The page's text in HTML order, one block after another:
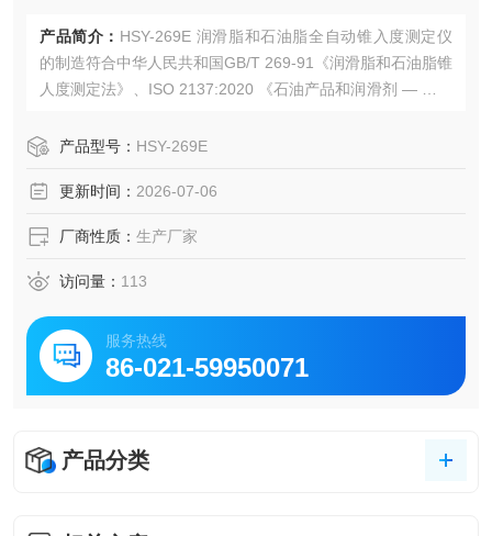
产品简介： HSY-269E 润滑脂和石油脂全自动锥入度测定仪
的制造符合中华人民共和国GB/T 269-91《润滑脂和石油脂锥
人度测定法》、ISO 2137:2020 《石油产品和润滑剂 — 润滑
准试验方法》中的技术要求和有关规定。适用于用锥入度法
产品型号： HSY-269E
更新时间： 2026-07-06
厂商性质： 生产厂家
访问量： 113
服务热线
86-021-59950071
产品分类